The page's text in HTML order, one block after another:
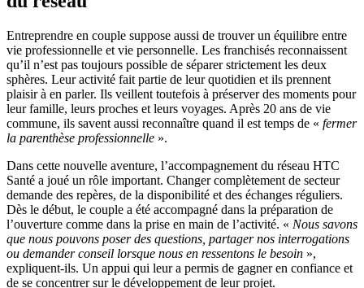
Entreprendre en couple suppose aussi de trouver un équilibre entre
vie professionnelle et vie personnelle. Les franchisés reconnaissent
qu’il n’est pas toujours possible de séparer strictement les deux
sphères. Leur activité fait partie de leur quotidien et ils prennent
plaisir à en parler. Ils veillent toutefois à préserver des moments pour
leur famille, leurs proches et leurs voyages. Après 20 ans de vie
commune, ils savent aussi reconnaître quand il est temps de « fermer
la parenthèse professionnelle ».
Dans cette nouvelle aventure, l’accompagnement du réseau HTC
Santé a joué un rôle important. Changer complètement de secteur
demande des repères, de la disponibilité et des échanges réguliers.
Dès le début, le couple a été accompagné dans la préparation de
l’ouverture comme dans la prise en main de l’activité. « Nous savons
que nous pouvons poser des questions, partager nos interrogations
ou demander conseil lorsque nous en ressentons le besoin »,
expliquent-ils. Un appui qui leur a permis de gagner en confiance et
de se concentrer sur le développement de leur projet.